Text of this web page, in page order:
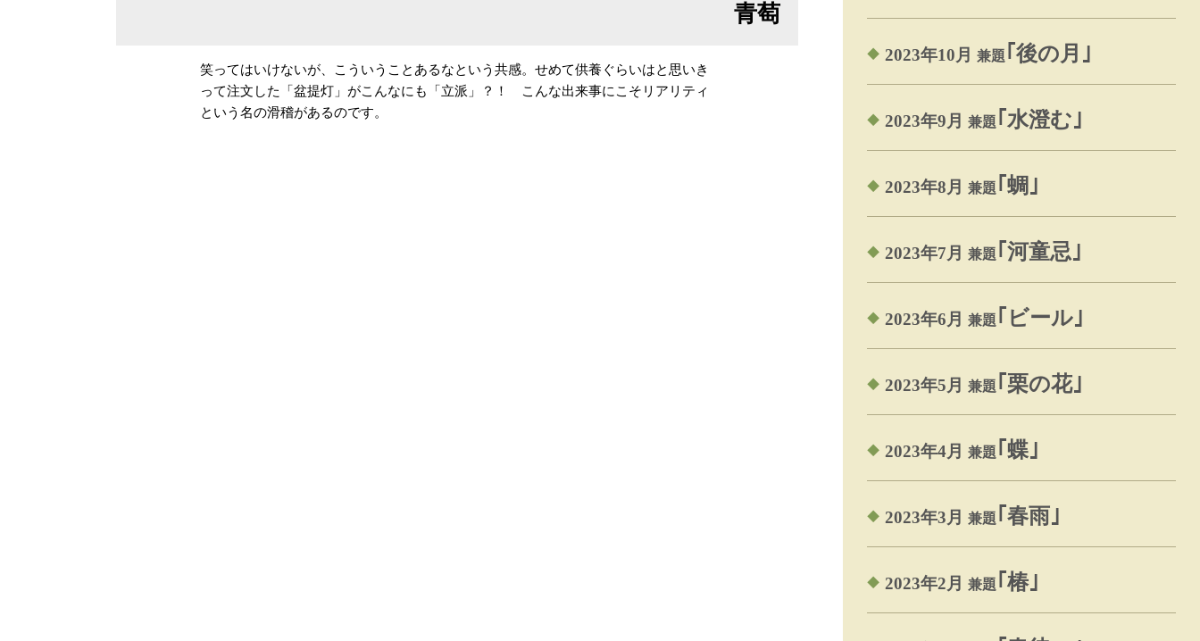
青萄
笑ってはいけないが、こういうことあるなという共感。せめて供養ぐらいはと思いき
って注文した「盆提灯」がこんなにも「立派」？！ こんな出来事にこそリアリティ
という名の滑稽があるのです。
2023年10月 兼題 ｢後の月｣
2023年9月 兼題 ｢水澄む｣
2023年8月 兼題 ｢蜩｣
2023年7月 兼題 ｢河童忌｣
2023年6月 兼題 ｢ビール｣
2023年5月 兼題 ｢栗の花｣
2023年4月 兼題 ｢蝶｣
2023年3月 兼題 ｢春雨｣
2023年2月 兼題 ｢椿｣